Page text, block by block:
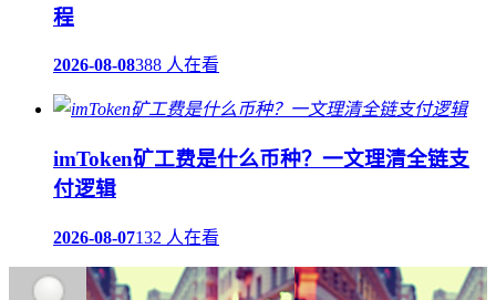
程
2026-08-08388 人在看
imToken矿工费是什么币种？一文理清全链支
付逻辑
2026-08-07132 人在看